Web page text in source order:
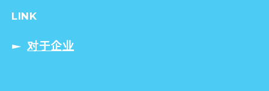
LINK
对于企业